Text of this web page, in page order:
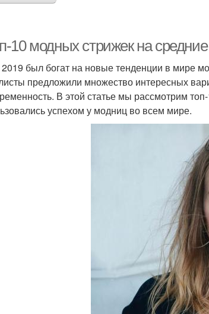
10 модных стрижек на
2019 был богат на новые тенденции в мире
предложили множество интересных
В этой статье мы рассмотрим
успехом у модниц во всем мире.